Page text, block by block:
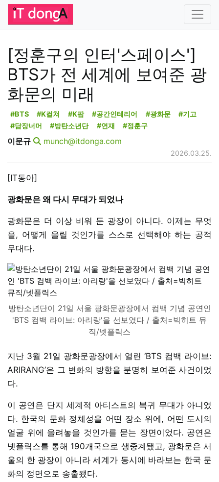
[정훈구의 인터'스페이스']
BTS가 전 세계에 보여준 광
화문의 미래
#BTS #K컬쳐 #K팝 #공간인테리어 #광화문
#기고
#담장너머
#방탄소년단 #연재 #정훈구
이문규 munch@itdonga.com
2026.03.25.
[IT동아]
광화문은 왜 다시 무대가 되었나
광화문은 더 이상 비워 둔 광장이 아니다. 이제는 무엇
을, 어떻게 올릴 것인가를 스스로 선택해야 하는 공적
무대다.
방탄소년단이 21일 서울 광화문광장에서 컴백 기념 공연인
'BTS 컴백 라이브: 아리랑'을 선보였다 / 출처=빅히트 뮤
직/넷플릭스
지난 3월 21일 광화문광장에서 열린 ‘BTS 컴백 라이브:
ARIRANG’은 그 변화의 방향을 분명히 보여준 사건이었
다.
이 공연은 단지 세계적 아티스트의 복귀 무대가 아니었
다. 한국의 문화 정체성을 어떤 장소 위에, 어떤 도시의
얼굴 위에 올려놓을 것인가를 묻는 장면이었다. 공연은
넷플릭스를 통해 190개국으로 생중계됐고, 광화문은 서
울의 한 광장이 아니라 세계가 동시에 바라보는 한국 문
화의 정면으로 송출됐다.